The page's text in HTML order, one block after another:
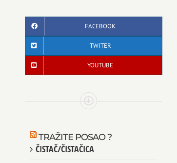
FACEBOOK
TWITER
YOUTUBE
TRAŽITE POSAO ?
ČISTAČ/ČISTAČICA